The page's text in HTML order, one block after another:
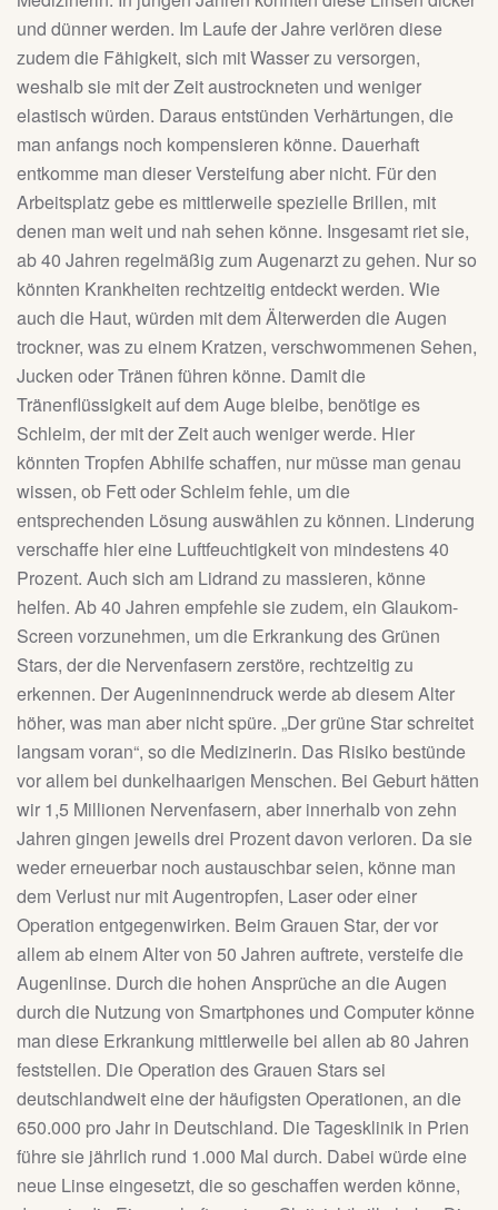
und dünner werden. Im Laufe der Jahre verlören diese
zudem die Fähigkeit, sich mit Wasser zu versorgen,
weshalb sie mit der Zeit austrockneten und weniger
elastisch würden. Daraus entstünden Verhärtungen, die
man anfangs noch kompensieren könne. Dauerhaft
entkomme man dieser Versteifung aber nicht. Für den
Arbeitsplatz gebe es mittlerweile spezielle Brillen, mit
denen man weit und nah sehen könne. Insgesamt riet sie,
ab 40 Jahren regelmäßig zum Augenarzt zu gehen. Nur so
könnten Krankheiten rechtzeitig entdeckt werden. Wie
auch die Haut, würden mit dem Älterwerden die Augen
trockner, was zu einem Kratzen, verschwommenen Sehen,
Jucken oder Tränen führen könne. Damit die
Tränenflüssigkeit auf dem Auge bleibe, benötige es
Schleim, der mit der Zeit auch weniger werde. Hier
könnten Tropfen Abhilfe schaffen, nur müsse man genau
wissen, ob Fett oder Schleim fehle, um die
entsprechenden Lösung auswählen zu können. Linderung
verschaffe hier eine Luftfeuchtigkeit von mindestens 40
Prozent. Auch sich am Lidrand zu massieren, könne
helfen. Ab 40 Jahren empfehle sie zudem, ein Glaukom-
Screen vorzunehmen, um die Erkrankung des Grünen
Stars, der die Nervenfasern zerstöre, rechtzeitig zu
erkennen. Der Augeninnendruck werde ab diesem Alter
höher, was man aber nicht spüre. „Der grüne Star schreitet
langsam voran“, so die Medizinerin. Das Risiko bestünde
vor allem bei dunkelhaarigen Menschen. Bei Geburt hätten
wir 1,5 Millionen Nervenfasern, aber innerhalb von zehn
Jahren gingen jeweils drei Prozent davon verloren. Da sie
weder erneuerbar noch austauschbar seien, könne man
dem Verlust nur mit Augentropfen, Laser oder einer
Operation entgegenwirken. Beim Grauen Star, der vor
allem ab einem Alter von 50 Jahren auftrete, versteife die
Augenlinse. Durch die hohen Ansprüche an die Augen
durch die Nutzung von Smartphones und Computer könne
man diese Erkrankung mittlerweile bei allen ab 80 Jahren
feststellen. Die Operation des Grauen Stars sei
deutschlandweit eine der häufigsten Operationen, an die
650.000 pro Jahr in Deutschland. Die Tagesklinik in Prien
führe sie jährlich rund 1.000 Mal durch. Dabei würde eine
neue Linse eingesetzt, die so geschaffen werden könne,